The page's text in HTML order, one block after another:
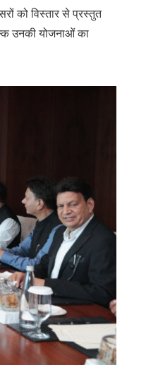
को विस्तार से प्रस्तुत
उनकी योजनाओं का